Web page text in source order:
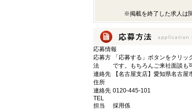
※掲載を終了した求人は
応募情報
応募方
法
「応募する」ボタンをクリ
です。もちろんご来社面談も
連絡先
住所
【名古屋支店】愛知県名古
連絡先
TEL
0120-445-101
担当 採用係